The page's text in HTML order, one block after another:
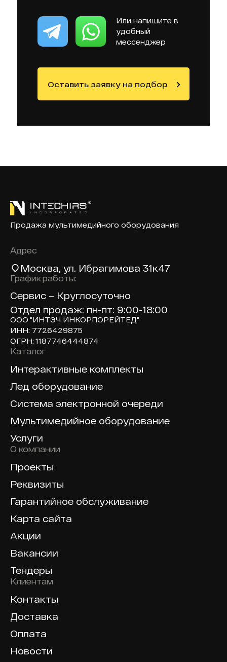
Или напишите в
удобный
мессенджер
Оставить заявку на подбор
Продажа мультимедийного оборудования
Адрес
Москва, ул. Ибрагимова 31к47
График работы:
Сервис – Круглосуточно
Отдел продаж: пн-пт: 9:00-18:00
ООО "ИНТЭЧ ИНКОРПОРЕЙТЕД"
ИНН: 7726429875
ОГРН: 1187746444874
Доп навигация по сайту
Каталог
Интерактивные комплекты
Лед оборудование
Система электронной очереди
Мультимедийное оборудование
Услуги
О компании
Проекты
Реквизиты
Гарантийное обслуживание
Карта сайта
Акции
Вакансии
Тендеры
Клиентам
Контакты
Доставка
Оплата
Новости